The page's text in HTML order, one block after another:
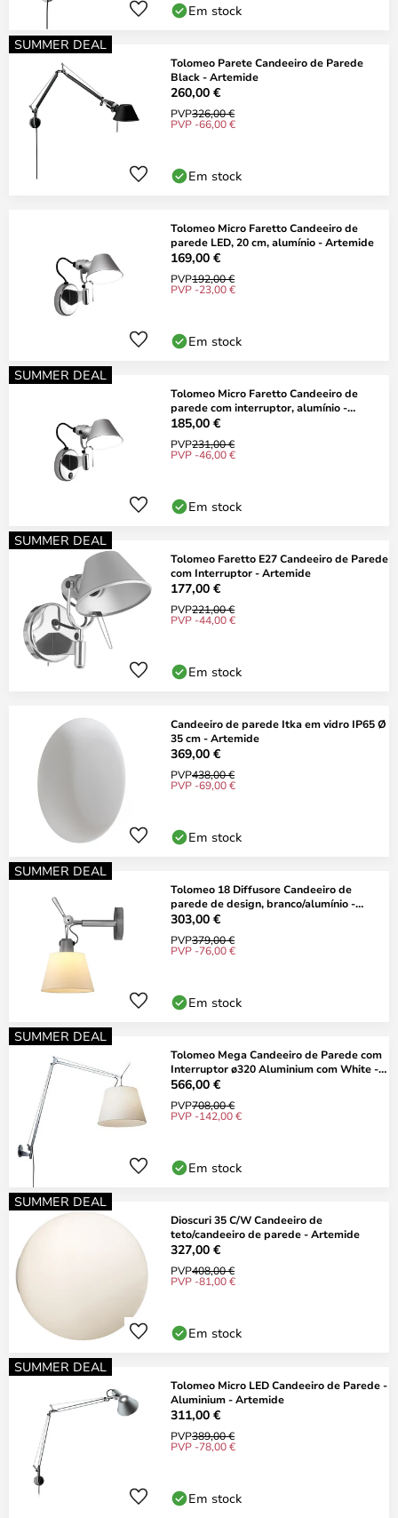
Em stock
SUMMER DEAL
Tolomeo Parete Candeeiro de Parede
Black - Artemide
260,00 €
PVP326,00 €
PVP -66,00 €
Em stock
Tolomeo Micro Faretto Candeeiro de
parede LED, 20 cm, alumínio - Artemide
169,00 €
PVP192,00 €
PVP -23,00 €
Em stock
SUMMER DEAL
Tolomeo Micro Faretto Candeeiro de
parede com interruptor, alumínio -
Artemide
185,00 €
PVP231,00 €
PVP -46,00 €
Em stock
SUMMER DEAL
Tolomeo Faretto E27 Candeeiro de Parede
com Interruptor - Artemide
177,00 €
PVP221,00 €
PVP -44,00 €
Em stock
Candeeiro de parede Itka em vidro IP65 Ø
35 cm - Artemide
369,00 €
PVP438,00 €
PVP -69,00 €
Em stock
SUMMER DEAL
Tolomeo 18 Diffusore Candeeiro de
parede de design, branco/alumínio -
Artemide
303,00 €
PVP379,00 €
PVP -76,00 €
Em stock
SUMMER DEAL
Tolomeo Mega Candeeiro de Parede com
Interruptor ø320 Aluminium com White -
Arte
566,00 €
PVP708,00 €
PVP -142,00 €
Em stock
SUMMER DEAL
Dioscuri 35 C/W Candeeiro de
teto/candeeiro de parede - Artemide
327,00 €
PVP408,00 €
PVP -81,00 €
Em stock
SUMMER DEAL
Tolomeo Micro LED Candeeiro de Parede -
Aluminium - Artemide
311,00 €
PVP389,00 €
PVP -78,00 €
Em stock